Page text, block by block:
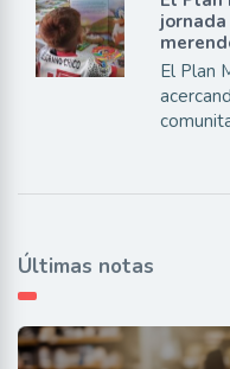
El Plan
Últimas notas